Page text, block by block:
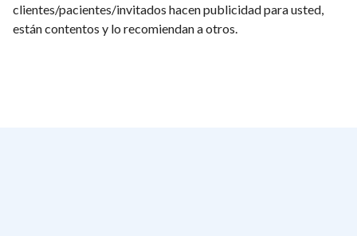
clientes/pacientes/invitados hacen publicidad para usted,
están contentos y lo recomiendan a otros.